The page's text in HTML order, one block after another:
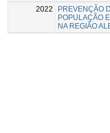
2022
PREVENÇÃO
POPULAÇÃO
NA REGIÃO